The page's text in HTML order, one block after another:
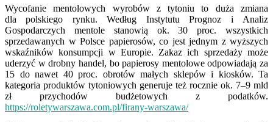
Wycofanie mentolowych wyrobów z tytoniu to duża zmiana
dla polskiego rynku. Według Instytutu Prognoz i Analiz
Gospodarczych mentole stanowią ok. 30 proc. wszystkich
sprzedawanych w Polsce papierosów, co jest jednym z wyższych
wskaźników konsumpcji w Europie. Zakaz ich sprzedaży może
uderzyć w drobny handel, bo papierosy mentolowe odpowiadają za
15 do nawet 40 proc. obrotów małych sklepów i kiosków. Ta
kategoria produktów tytoniowych generuje też rocznie ok. 7–9 mld
zł przychodów budżetowych z podatków.
https://roletywarszawa.com.pl/firany-warszawa/